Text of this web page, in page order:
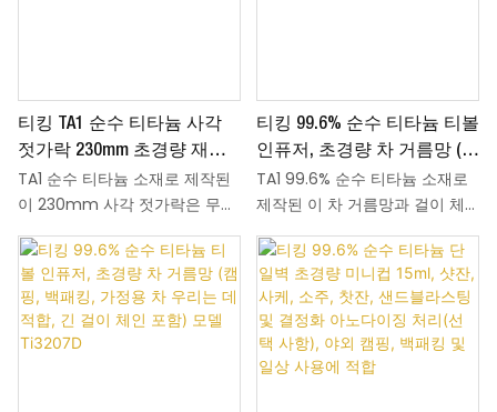
않아 음식에 금속 맛이 배어들지
않습니다. 재사용이 가능하고 얼
룩이 잘 묻지 않으며 세척이 간
편하여 가정식 식사는 물론 모든
야외 식사 상황에 적합합니다.
않아 음식에 금속 맛이 배어들지
않습니다. 재사용이 가능하고 얼
룩이 잘 묻지 않으며 세척이 간
편하여 가정식 식사는 물론 모든
야외 식사 상황에 적합합니다.
티킹 TA1 순수 티타늄 사각
젓가락 230mm 초경량 재사
용 가능 캠핑 여행 배낭여행
가정 식사용 식기류 Ti1001T
TA1 순수 티타늄 소재로 제작된
이 230mm 사각 젓가락은 무게
가 단 16.5g에 불과하여 하이킹,
캠핑, 여행 시 휴대가 간편합니
다. 평평한 사각형 몸체는 음식을
집을 때 안정적인 그립감을 제공
합니다. 샌드블라스팅 마감 또는
티킹 99.6% 순수 티타늄 티볼
인퓨저, 초경량 차 거름망 (캠
핑, 백패킹, 가정용 차 우리는
데 적합, 긴 걸이 체인 포함)
TA1 99.6% 순수 티타늄 소재로
제작된 이 차 거름망과 걸이 체
인은 모두 티타늄으로 만들어져
무게가 단 15.5g에 불과해 등산
이나 배낭여행 시 휴대가 간편합
니다. 안전하고 부식에 강한 티타
늄 소재는 차에 금속 맛을 전혀
남기지 않으며, 뚜껑이 단단히 닫